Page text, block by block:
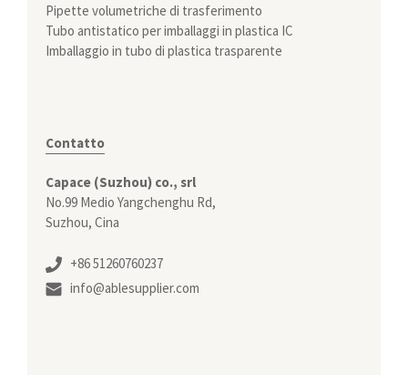
Pipette volumetriche di trasferimento
Tubo antistatico per imballaggi in plastica IC
Imballaggio in tubo di plastica trasparente
Contatto
Capace (Suzhou) co., srl
No.99 Medio Yangchenghu Rd,
Suzhou, Cina
+86 51260760237
info@ablesupplier.com